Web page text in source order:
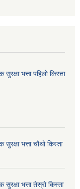
भत्ता पहिलो किस्ता
भत्ता चौथो किस्ता
भत्ता तेस्रो किस्ता